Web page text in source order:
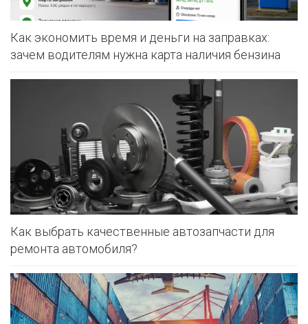
Как экономить время и деньги на заправках:
зачем водителям нужна карта наличия бензина
Как выбрать качественные автозапчасти для
ремонта автомобиля?